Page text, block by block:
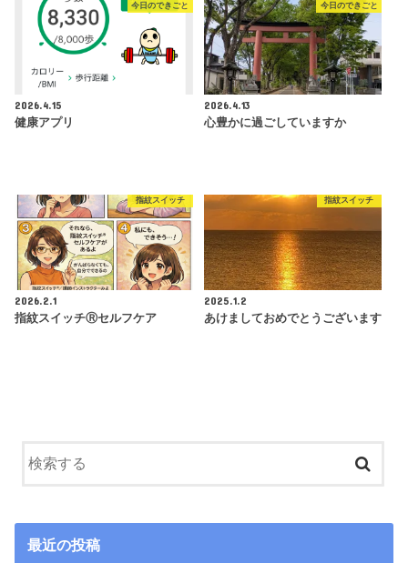
今日のできごと
2026.4.15
健康アプリ
今日のできごと
2026.4.13
心豊かに過ごしていますか
指紋スイッチ
2026.2.1
指紋スイッチⓇセルフケア
指紋スイッチ
2025.1.2
あけましておめでとうございます
最近の投稿